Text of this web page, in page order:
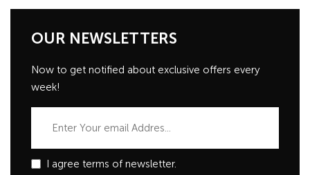
OUR NEWSLETTERS
Now to get notified about exclusive offers every
week!
I agree terms of newsletter.